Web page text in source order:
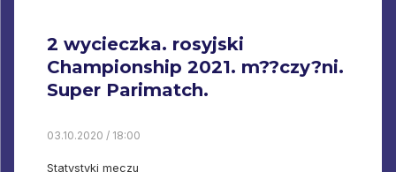
2 wycieczka. rosyjski
Championship 2021. m??czy?ni.
Super Parimatch.
03.10.2020 / 18:00
Statystyki meczu